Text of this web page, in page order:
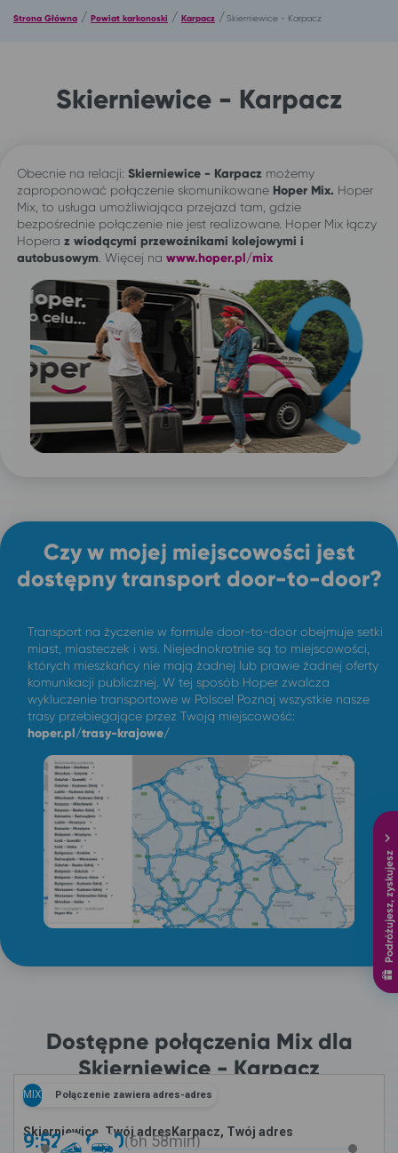
Podróżujesz, zyskujesz
Strona Główna / Powiat karkonoski / Karpacz /Skierniewice - Karpacz
Skierniewice - Karpacz
Obecnie na relacji: Skierniewice - Karpacz możemy
zaproponować połączenie skomunikowane Hoper Mix. Hoper
Mix, to usługa umożliwiająca przejazd tam, gdzie
bezpośrednie połączenie nie jest realizowane. Hoper Mix łączy
Hopera z wiodącymi przewoźnikami kolejowymi i
autobusowym . Więcej na www.hoper.pl/mix
Czy w mojej miejscowości jest
dostępny transport door-to-door?
Transport na życzenie w formule door-to-door obejmuje setki
miast, miasteczek i wsi. Niejednokrotnie są to miejscowości,
których mieszkańcy nie mają żadnej lub prawie żadnej oferty
komunikacji publicznej. W tej sposób Hoper zwalcza
wykluczenie transportowe w Polsce! Poznaj wszystkie nasze
trasy przebiegające przez Twoją miejscowość:
hoper.pl/trasy-krajowe/
Dostępne połączenia Mix dla
Skierniewice - Karpacz
MIX Połączenie zawiera adres-adres
Skierniewice, Twój adres Karpacz, Twój adres
9:52 -16:50 6h58min